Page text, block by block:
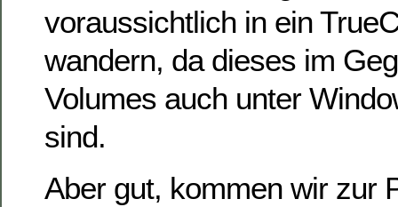
voraussichtlich in ein
wandern, da dieses im
Volumes auch unter
sind.
Aber gut, kommen wir zur